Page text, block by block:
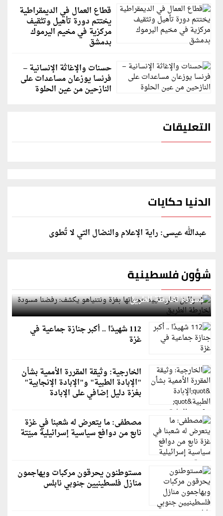
قطاع العمال في الديمقراطية
يختتم دورة تأهيل وتثقيف
مركزية في مخيم اليرموك
بدمشق
حسنات والإغاثة الإنسانية –
فرنسا يوزعان مساعدات على
النازحين من عين الحلوة
التعليقات
الدنيا حكايات
عبدالله عيسى: راية الإعلام والنضال التي لا تُطوى
شؤون فلسطينية
إسرائيل تعلن تقييد هجماتها بغزة ونتنياهو يكشف: رفضنا
مسودة لخارطة الطريق
112 شهيدًا .. أكبر جنازة جماعية في
غزة
الخارجية: وثيقة المقررة الأممية بشأن
"الإبادة الطبية" و"الإبادة الإنجابية"
بغزة دليل إضافي على الإبادة
مصطفى: ما يتعرض له شعبنا في غزة
نابع من دوافع سياسية إسرائيلية مبيّتة
مستوطنون يحرقون مركبات ويهاجمون
منازل فلسطينيين جنوبي نابلس